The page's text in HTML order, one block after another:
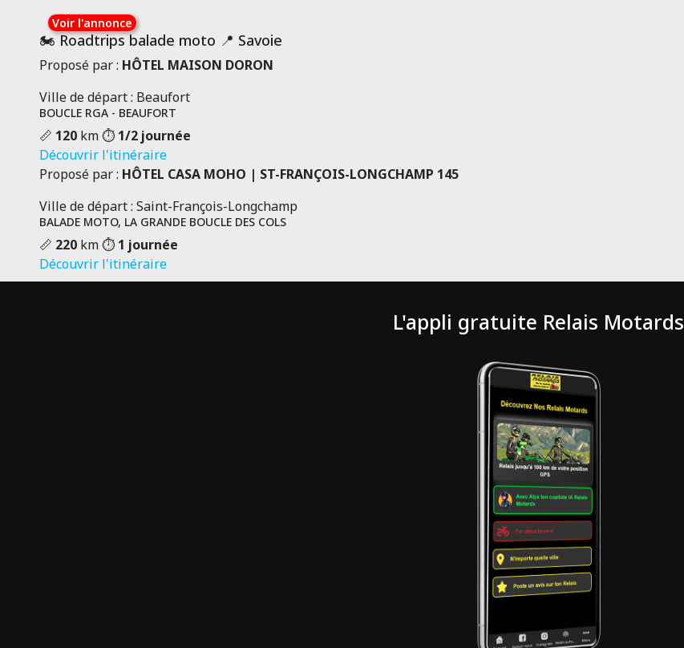
Ouvert
Savoie
Bar, snack
Localisation & aperçu
Ouvert
Savoie
Hôtel***, restaurant
Localisation & aperçu
Voir l'annonce
🏍️ Roadtrips balade moto 📍 Savoie
Proposé par : HÔTEL MAISON DORON
Ville de départ : Beaufort
BOUCLE RGA - BEAUFORT
📏 120km ⏱️ 1/2 journée
Découvrir l'itinéraire
Proposé par : HÔTEL CASA MOHO | ST-FRANÇOIS-LONGCHAMP 145
Ville de départ : Saint-François-Longchamp
BALADE MOTO, LA GRANDE BOUCLE DES COLS
📏 220km ⏱️ 1 journée
Découvrir l'itinéraire
L'appli gratuite Relais Motards